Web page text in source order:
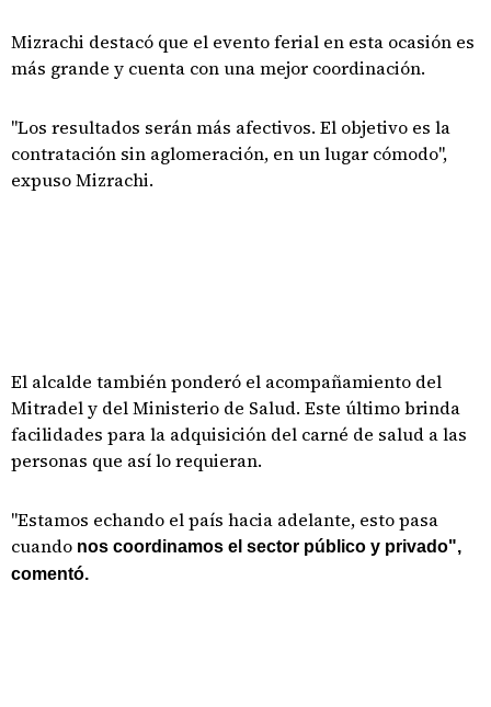
Mizrachi destacó que el evento ferial en esta ocasión es
más grande y cuenta con una mejor coordinación.
"Los resultados serán más afectivos. El objetivo es la
contratación sin aglomeración, en un lugar cómodo",
expuso Mizrachi.
El alcalde también ponderó el acompañamiento del
Mitradel y del Ministerio de Salud. Este último brinda
facilidades para la adquisición del carné de salud a las
personas que así lo requieran.
"Estamos echando el país hacia adelante, esto pasa
cuando nos coordinamos el sector público y privado",
comentó.